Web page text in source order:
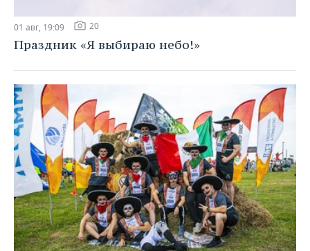
01 авг, 19:09 20
Праздник «Я выбираю небо!»